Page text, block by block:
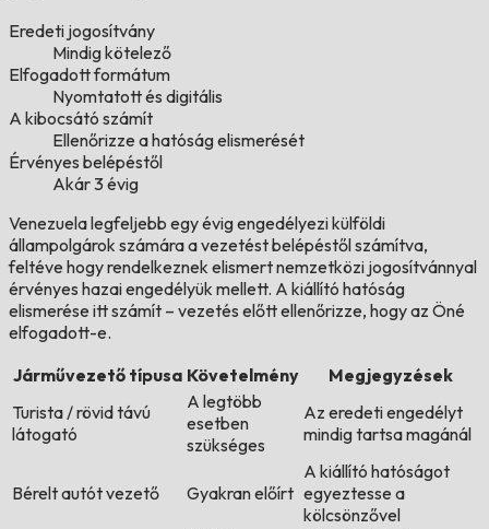
Eredeti jogosítvány
Mindig kötelező
Elfogadott formátum
Nyomtatott és digitális
A kibocsátó számít
Ellenőrizze a hatóság elismerését
Érvényes belépéstől
Akár 3 évig
Venezuela legfeljebb egy évig engedélyezi külföldi
állampolgárok számára a vezetést belépéstől számítva,
feltéve hogy rendelkeznek elismert nemzetközi jogosítvánnyal
érvényes hazai engedélyük mellett. A kiállító hatóság
elismerése itt számít – vezetés előtt ellenőrizze, hogy az Öné
elfogadott-e.
Járművezető típusa Követelmény
Megjegyzések
Turista / rövid távú
látogató
A legtöbb
esetben
szükséges
Az eredeti engedélyt
mindig tartsa magánál
Bérelt autót vezető Gyakran előírt
A kiállító hatóságot
egyeztesse a
kölcsönzővel